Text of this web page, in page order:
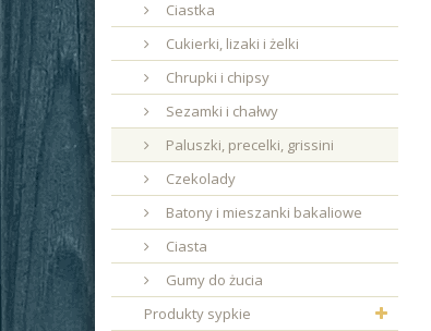
Ciastka
Cukierki, lizaki i żelki
Chrupki i chipsy
Sezamki i chałwy
Paluszki, precelki, grissini
Czekolady
Batony i mieszanki bakaliowe
Ciasta
Gumy do żucia
Produkty sypkie